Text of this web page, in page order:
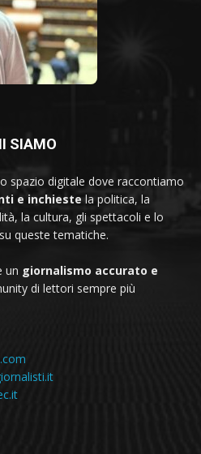
SIAMO
spazio digitale dove raccontiamo
e inchieste la politica, la
la cultura, gli spettacoli e lo
queste tematiche.
un giornalismo accurato e
di lettori sempre più